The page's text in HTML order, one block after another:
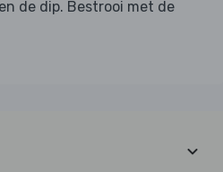
en de dip. Bestrooi met de